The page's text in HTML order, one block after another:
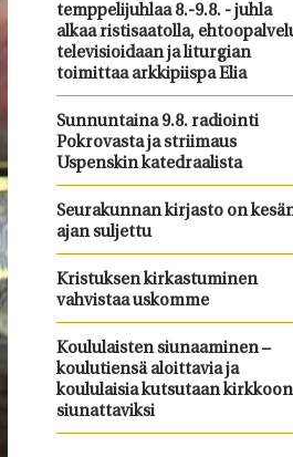
temppelijuhlaa 8.-9.8. - juhla
alkaa ristisaatolla,
televisioidaan ja liturgian
toimittaa arkkipiispa Elia
Sunnuntaina 9.8. radiointi
Pokrovasta ja striimaus
Uspenskin katedraalista
Seurakunnan kirjasto on
ajan suljettu
Kristuksen kirkastuminen
vahvistaa uskomme
Koululaisten siunaaminen –
koulutiensä aloittavia ja
koululaisia kutsutaan kirkkoon
siunattaviksi